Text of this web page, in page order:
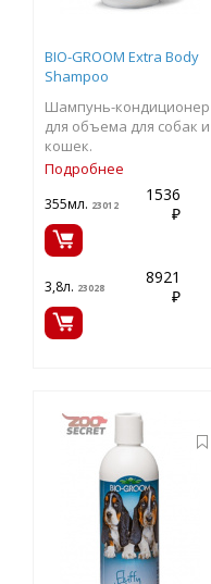
BIO-GROOM Extra Body
Shampoo
Шампунь-кондиционер
для объема для собак и
кошек.
Подробнее
355мл. 23012
1536
₽
3,8л. 23028
8921
₽